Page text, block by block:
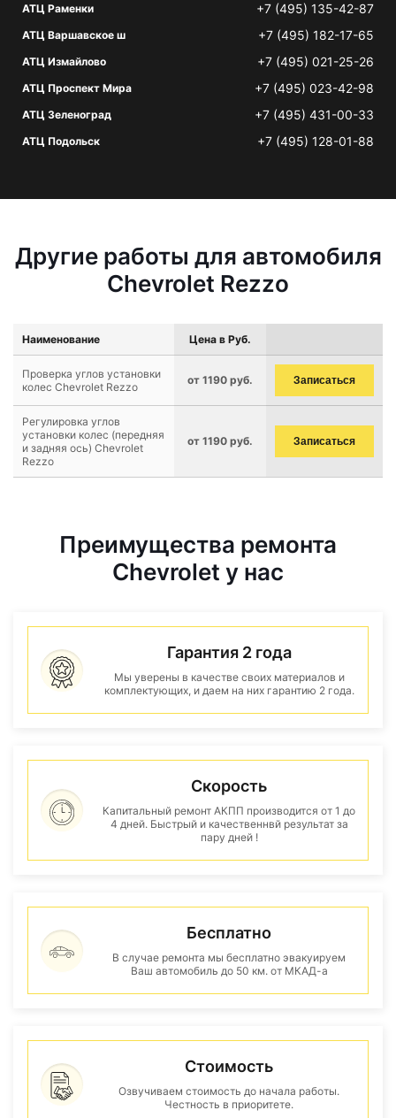
АТЦ Раменки +7 (495) 135-42-87
АТЦ Варшавское ш +7 (495) 182-17-65
АТЦ Измайлово +7 (495) 021-25-26
АТЦ Проспект Мира +7 (495) 023-42-98
АТЦ Зеленоград +7 (495) 431-00-33
АТЦ Подольск +7 (495) 128-01-88
Другие работы для автомобиля
Chevrolet Rezzo
Наименование Цена в Руб.
Проверка углов установки
колес Chevrolet Rezzo
от 1190 руб. Записаться
Регулировка углов
установки колес (передняя
и задняя ось) Chevrolet
Rezzo
от 1190 руб. Записаться
Преимущества ремонта
Chevrolet у нас
Гарантия 2 года
Мы уверены в качестве своих материалов и
комплектующих, и даем на них гарантию 2 года.
Скорость
Капитальный ремонт АКПП производится от 1 до
4 дней. Быстрый и качественнвй результат за
пару дней !
Бесплатно
В случае ремонта мы бесплатно эвакуируем
Ваш автомобиль до 50 км. от МКАД-а
Стоимость
Озвучиваем стоимость до начала работы.
Честность в приоритете.